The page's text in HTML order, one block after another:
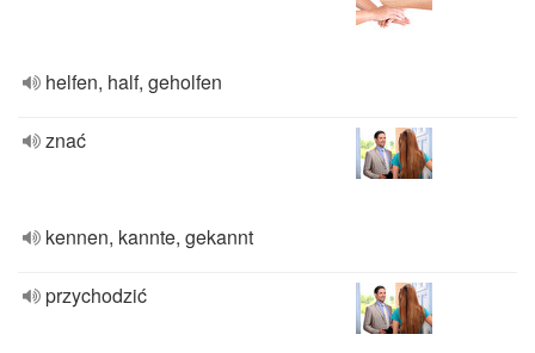
helfen, half, geholfen
znać
kennen, kannte, gekannt
przychodzić